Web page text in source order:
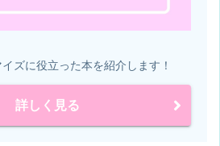
ズに役立った本を紹介します！
詳しく見る